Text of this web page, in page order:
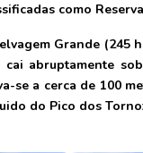
como
Grande (245
cai abruptamente
se a cerca de 100
do Pico dos